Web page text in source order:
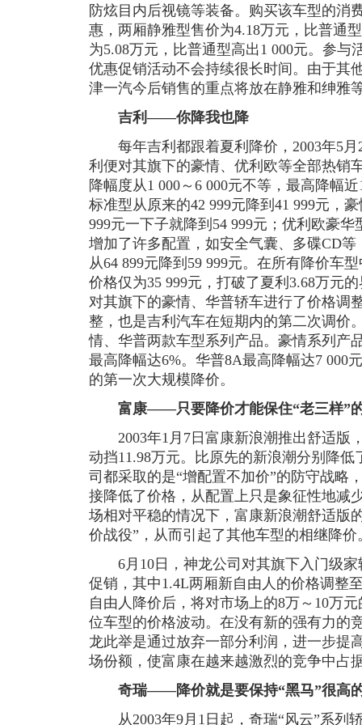
防炫目内后视镜等装备。购买该车型的消
惠，两厢静雅型售价为4.18万元，比普通
为5.08万元，比普通型高出1 000元。参与
优惠促销活动不会持续很长时间。由于其
津一汽今后销售的重点将放在静雅和绅雅
吉利——你降我也降
每年吉利都跟着夏利降价，2003年5月
利便对其旗下的豪情、优利欧等全部热销
降幅度从1 000～6 000元不等，最高降幅
标准型从原来的42 999元降到41 999元，
999元一下子就降到54 999元；优利欧豪华
增加了许多配置，如安全气囊、多碟CD
从64 899元降到59 999元。在所有降价车
价格仅为35 999元，打破了夏利3.68万元
对其旗下的豪情、华普轿车进行了价格调
整，也是吉利汽车在短期内的第二次调价
情、华普两款车型系列产品。豪情系列产
最高降幅达6%。华普8A最高降幅达7 000
的第一次大规模降价。
富康——只要降价才能保住“老三样”
2003年1月7日富康新浪潮推出舒适版
动挡11.98万元。比原先的新浪潮分别降低
司都采取的是“增配置不加价”的防守战略
接降低了价格，从配置上只是象征性地减
场相对平稳的情况下，富康新浪潮舒适版
价战役”，从而引起了其他车型的相继降价
6月10日，神龙公司对其旗下入门级家
促销，其中1.4L两厢新自由人的价格调整
自由人降价后，将对市场上的8万～10万
位车型的价格波动。在没有新的强有力的
龙此举是通过放弃一部分利润，进一步提
场份额，使富康在越来越激烈的竞争中占
奇瑞——降价就是要保持“黑马”很高
从2003年9月1日起，奇瑞“风云”系列